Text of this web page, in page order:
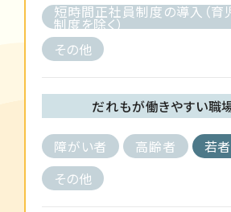
短時間正社員制度の導入（
制度を除く）
その他
だれもが働きやすい職
障がい者 高齢者 若者
その他